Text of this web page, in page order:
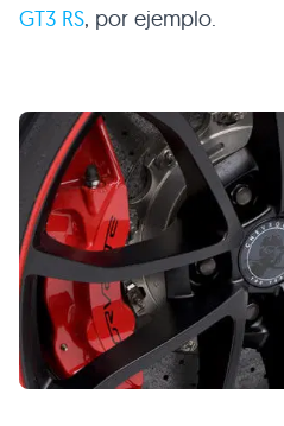
GT3 RS, por ejemplo.